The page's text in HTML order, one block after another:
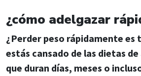
¿cómo adelgazar
¿Perder peso rápidamente es
estás cansado de las dietas
que duran días, meses o